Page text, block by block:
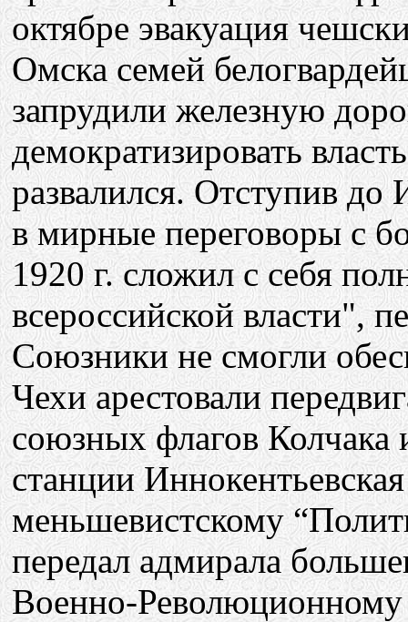
октябре эвакуация
Омска семей
запрудили железную
демократизировать
развалился. Отступив до
в мирные переговоры с
1920 г. сложил с себя
всероссийской власти",
Союзники не смогли
Чехи арестовали
союзных флагов Колчака
станции
меньшевистскому
передал адмирала
Военно-